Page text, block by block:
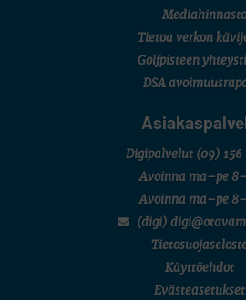
Mediahinnasto
Tietoa verkon
Golfpisteen
DSA
Digipalvelut (09) 156
Avoinna ma–pe
Avoinna ma–pe
(digi)
Käyttöehdot
Evästeasetukset